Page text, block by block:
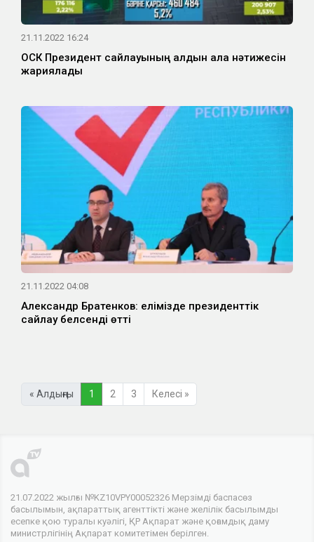
21.11.2022 16:24
ОСК Президент сайлауының алдын ала нәтижесін
жариялады
21.11.2022 04:08
Александр Братенков: елімізде президенттік
сайлау белсенді өтті
« Алдыңғы 1 2 3 Келесі »
21.07.2022 жылғы №KZ10VPY00052326 Мерзімді баспасөз
басылымын, ақпараттық агенттікті және желілік басылымды
есепке қою туралы куәлігі, ҚР Ақпарат және қоғамдық даму
министрлігінің Ақпарат комитетімен берілген.